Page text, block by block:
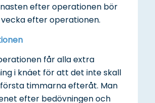
efter operationen bör
efter operationen.
får alla extra
i knäet för att det inte skall
timmarna efteråt. Man
efter bedövningen och